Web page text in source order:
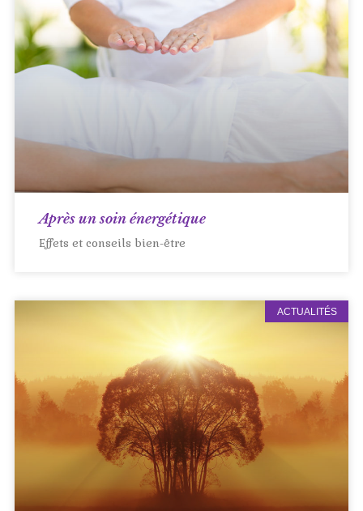
Après un soin énergétique
Effets et conseils bien-être
ACTUALITÉS